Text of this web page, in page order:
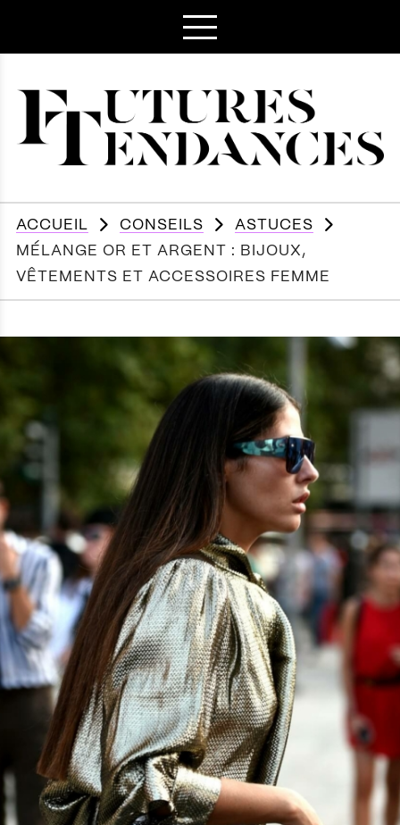
ACCUEIL CONSEILS
ASTUCES
MÉLANGE OR ET ARGENT : BIJOUX,
VÊTEMENTS ET ACCESSOIRES FEMME